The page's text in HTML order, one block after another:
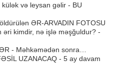
və leysan gəlir - BU
ƏR-ARVADIN FOTOSU
əri kimdir, nə işlə məşğuldur? -
- Məhkəmədən sonra…
UZANACAQ - 5 ay davam